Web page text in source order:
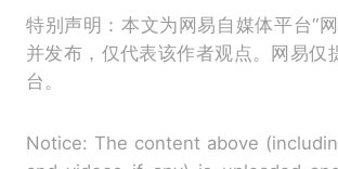
特别声明：本文为网易自媒体平台“
并发布，仅代表该作者观点。网易仅
台。
Notice: The content above